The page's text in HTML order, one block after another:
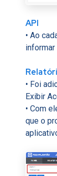
API
• Ao
• Foi
Exibir
• Com
que o